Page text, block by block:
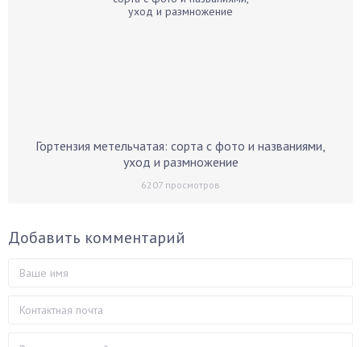
Гортензия метельчатая: сорта с фото и названиями,
уход и размножение
6207 просмотров
Добавить комментарий